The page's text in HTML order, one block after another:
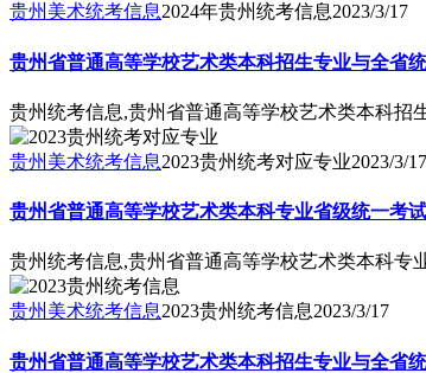
贵州美术统考信息2024年贵州统考信息2023/3/17
贵州省普通高等学校艺术类本科招生专业与全省
贵州统考信息,贵州省普通高等学校艺术类本科招
贵州美术统考信息2023贵州统考对应专业2023/3/17
贵州省普通高等学校艺术类本科专业省级统一考
贵州统考信息,贵州省普通高等学校艺术类本科专
贵州美术统考信息2023贵州统考信息2023/3/17
贵州省普通高等学校艺术类本科招生专业与全省